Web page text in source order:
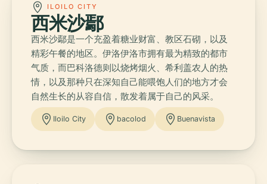
ILOILO CITY
西米沙鄢
西米沙鄢是一个充盈着糖业财富、教区石砌，以及
精彩午餐的地区。伊洛伊洛市拥有最为精致的都市
气质，而巴科洛德则以烧烤烟火、希利盖农人的热
情，以及那种只在深知自己能喂饱人们的地方才会
自然生长的从容自信，散发着属于自己的风采。
Iloilo City bacolod Buenavista